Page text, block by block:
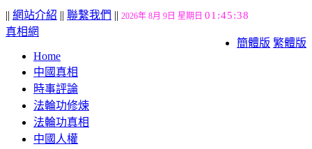
|| 網站介紹 || 聯繫我們 || 2026年 8月 9日 星期日 01:45:39
簡體版 繁體版
真相網
Home
中國真相
時事評論
法輪功修煉
法輪功真相
中國人權